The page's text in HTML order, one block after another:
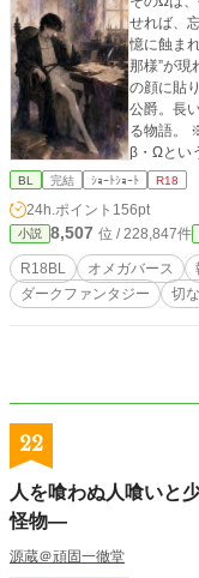
せれば、
憶に蝕ま
那様”が現
の顔に貼り付けて。 傷ついたΩ
公爵。長
る物語。 ※本作はオメガバース設定を採用しています。 α・
β・Ωとい
ばれる特
って、やがて
「番」の仕
トにも掲
BL 完結 ｼｮｰﾄｼｮｰﾄ R18
24h.ポイント 156pt
小説 8,507 位 / 228,847件
R18BL オメガバース
ダークファンタジー
切
22
人を喰わぬ人喰い
怪物―
源蔵＠頑固一徹堂